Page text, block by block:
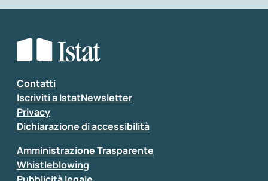
Seleziona la tipologia della segnalazione
Inserisci il tuo commento
Contatti
Iscriviti a IstatNewsletter
Privacy
Dichiarazione di accessibilità
Amministrazione Trasparente
Whistleblowing